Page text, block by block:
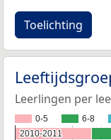
Toelichting
Leerlingen per
0-5 6-8
2010-2011
2010-2011